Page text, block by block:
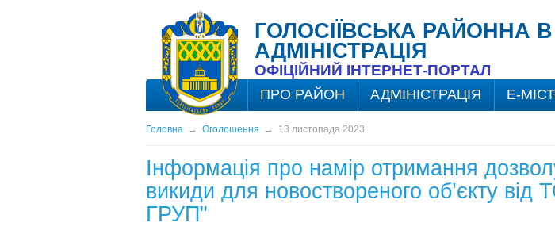
ГОЛОСІЇВСЬКА РАЙОННА
АДМІНІСТРАЦІЯ
ОФІЦІЙНИЙ ІНТЕРНЕТ-ПОРТАЛ
ПРО РАЙОН АДМІНІСТРАЦІЯ Е-
Головна→ Оголошення → 13 листопада 2023
Інформація про намір отримання
викиди для новоствореного об’єкту
ГРУП"